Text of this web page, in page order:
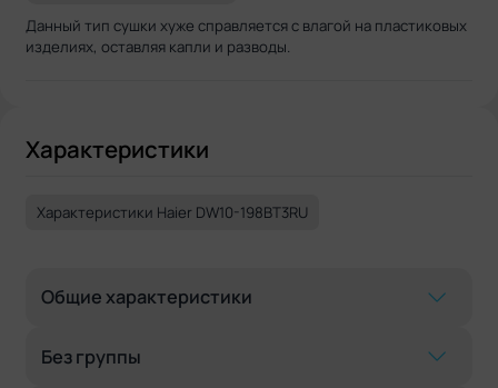
Данный тип сушки хуже справляется с влагой на пластиковых
изделиях, оставляя капли и разводы.
Характеристики
Характеристики Haier DW10-198BT3RU
Общие характеристики
Без группы